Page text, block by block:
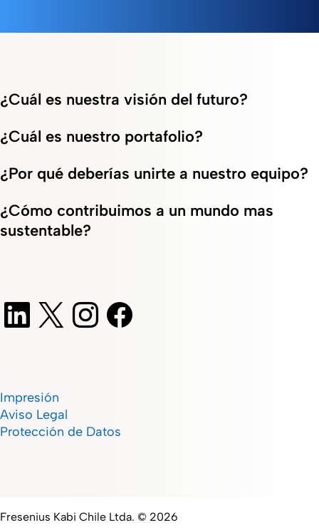
¿Cuál es nuestra visión del futuro?
¿Cuál es nuestro portafolio?
¿Por qué deberías unirte a nuestro equipo?
¿Cómo contribuimos a un mundo mas
sustentable?
Impresión
Aviso Legal
Protección de Datos
Fresenius Kabi Chile Ltda. © 2026